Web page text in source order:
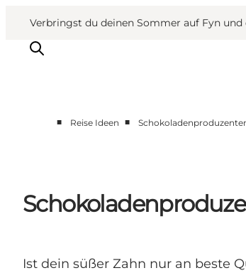
Verbringst du deinen Sommer auf Fyn und
Essen & trinken
Übernachtung
VisitFyn
Deutsch
■ Reise Ideen ■
Ist dein süßer Zahn nur an beste